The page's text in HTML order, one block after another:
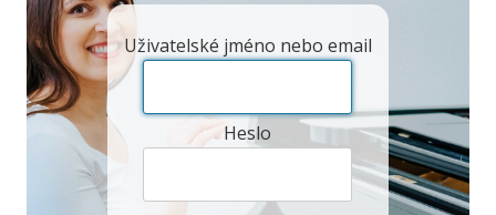
Uživatelské jméno nebo email
Heslo